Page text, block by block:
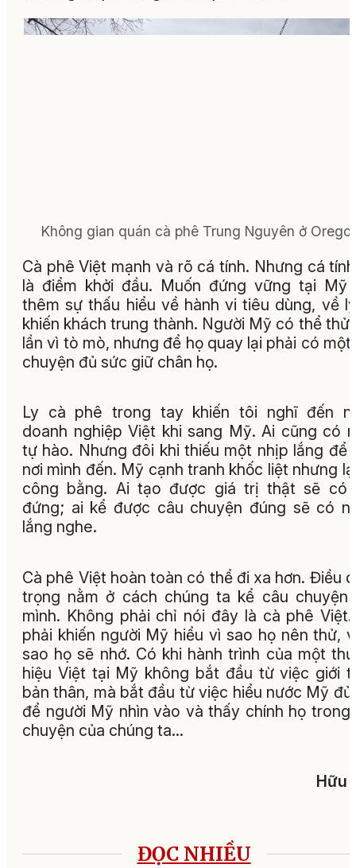
Không gian quán cà phê Trung Nguyên ở
Cà phê Việt mạnh và rõ cá tính. Nhưng cá
là điểm khởi đầu. Muốn đứng vững tại Mỹ
thêm sự thấu hiểu về hành vi tiêu dùng, về
khiến khách trung thành. Người Mỹ có thể thử
lần vì tò mò, nhưng để họ quay lại phải có một
chuyện đủ sức giữ chân họ.
Ly cà phê trong tay khiến tôi nghĩ đến
doanh nghiệp Việt khi sang Mỹ. Ai cũng có
tự hào. Nhưng đôi khi thiếu một nhịp lắng để
nơi mình đến. Mỹ cạnh tranh khốc liệt nhưng
công bằng. Ai tạo được giá trị thật sẽ có
đứng; ai kể được câu chuyện đúng sẽ có
lắng nghe.
Cà phê Việt hoàn toàn có thể đi xa hơn. Điều
trọng nằm ở cách chúng ta kể câu chuyện
mình. Không phải chỉ nói đây là cà phê
phải khiến người Mỹ hiểu vì sao họ nên thử,
sao họ sẽ nhớ. Có khi hành trình của một
hiệu Việt tại Mỹ không bắt đầu từ việc giới
bản thân, mà bắt đầu từ việc hiểu nước Mỹ đủ
để người Mỹ nhìn vào và thấy chính họ trong
chuyện của chúng ta…
Hữu
ĐỌC NHIỀU